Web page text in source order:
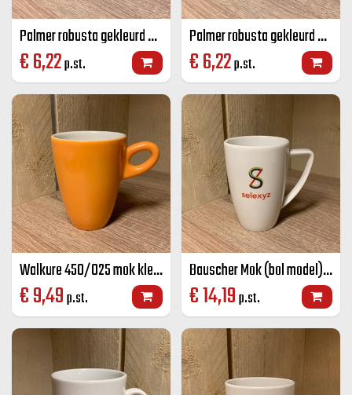
Palmer robusta gekleurd senseo mok grijs 18 CL
€6,22p.st.
Palmer robusta gekleurd senseo mok zwart 18 CL
€6,22p.st.
Walkure 450/025 mok kleur 25 cl
€9,49p.st.
Bauscher Mok (bol model) wit 28 cl
€14,19p.st.